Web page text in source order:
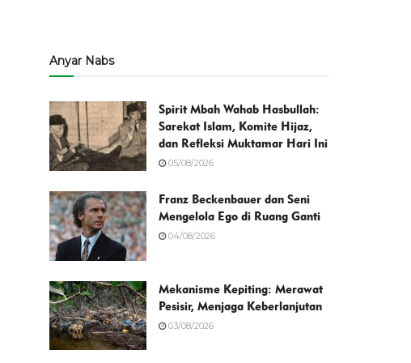
Anyar Nabs
Spirit Mbah Wahab Hasbullah:
Sarekat Islam, Komite Hijaz,
dan Refleksi Muktamar Hari Ini
05/08/2026
Franz Beckenbauer dan Seni
Mengelola Ego di Ruang Ganti
04/08/2026
Mekanisme Kepiting: Merawat
Pesisir, Menjaga Keberlanjutan
03/08/2026